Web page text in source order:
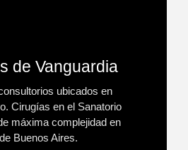
de Vanguardia
ubicados en
Cirugías en el Sanatorio
máxima complejidad en
Buenos Aires.